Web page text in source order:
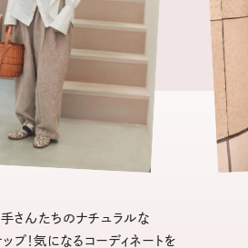
さんたちのナチュラルな
プ！気になるコーディネートを